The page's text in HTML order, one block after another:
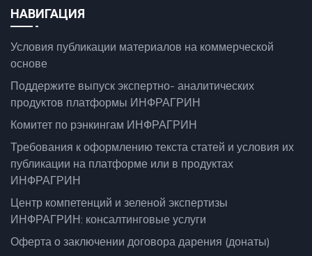
НАВИГАЦИЯ
Условия публикации материалов на коммерческой
основе
Поддержите выпуск экспертно- аналитических
продуктов платформы ИНФРАГРИН
Комитет по рэнкингам ИНФРАГРИН
Требования к оформлению текста статей и условия их
публикации на платформе или в продуктах
ИНФРАГРИН
Центр компетенций и зеленой экспертизы
ИНФРАГРИН: консалтинговые услуги
Оферта о заключении договора дарения (донаты)